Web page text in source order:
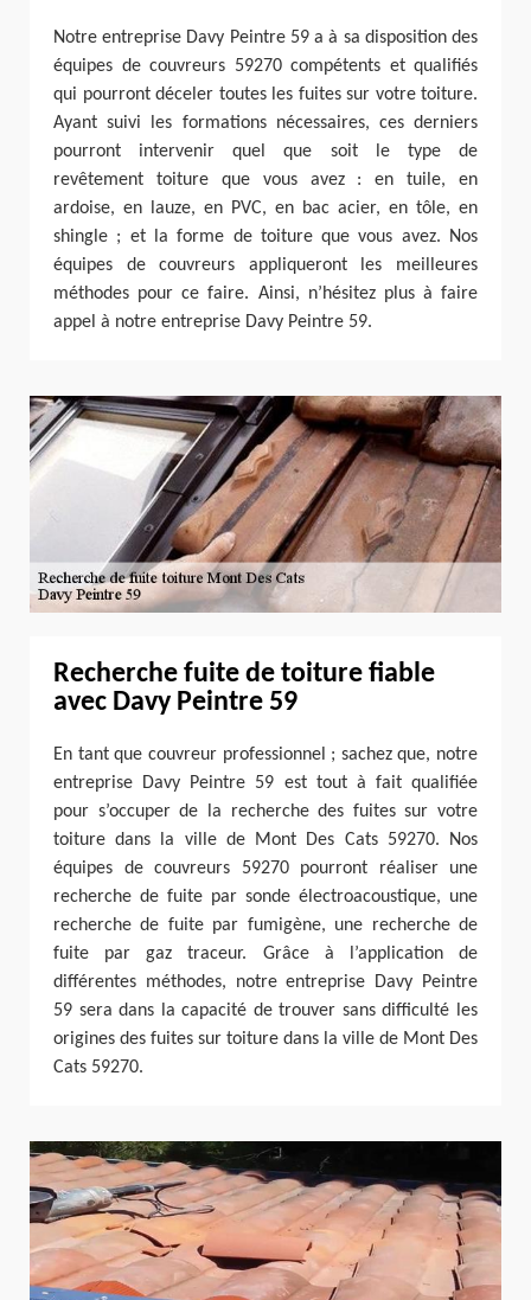
Notre entreprise Davy Peintre 59 a à sa disposition des
équipes de couvreurs 59270 compétents et qualifiés
qui pourront déceler toutes les fuites sur votre toiture.
Ayant suivi les formations nécessaires, ces derniers
pourront intervenir quel que soit le type de
revêtement toiture que vous avez : en tuile, en
ardoise, en lauze, en PVC, en bac acier, en tôle, en
shingle ; et la forme de toiture que vous avez. Nos
équipes de couvreurs appliqueront les meilleures
méthodes pour ce faire. Ainsi, n’hésitez plus à faire
appel à notre entreprise Davy Peintre 59.
Recherche fuite de toiture fiable
avec Davy Peintre 59
En tant que couvreur professionnel ; sachez que, notre
entreprise Davy Peintre 59 est tout à fait qualifiée
pour s’occuper de la recherche des fuites sur votre
toiture dans la ville de Mont Des Cats 59270. Nos
équipes de couvreurs 59270 pourront réaliser une
recherche de fuite par sonde électroacoustique, une
recherche de fuite par fumigène, une recherche de
fuite par gaz traceur. Grâce à l’application de
différentes méthodes, notre entreprise Davy Peintre
59 sera dans la capacité de trouver sans difficulté les
origines des fuites sur toiture dans la ville de Mont Des
Cats 59270.